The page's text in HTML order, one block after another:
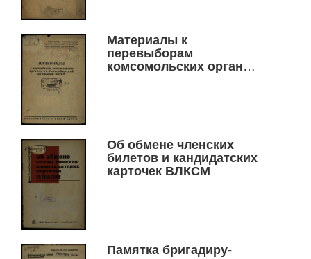
Материалы к
перевыборам
комсомольских органов
Об обмене членских
билетов и кандидатских
карточек ВЛКСМ
Памятка бригадиру-